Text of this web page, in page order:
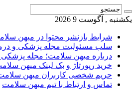
یکشنبه , آگوست 9 2026
شرایط بازنشر محتوا در میهن
سلب مسئولیت مجله پزشکی و
درباره میهن سلامت؛ مجله
خرید رپورتاژ و بک لینک میهن
حریم شخصی کاربران میهن
تماس و ارتباط با تیم میهن سلامت